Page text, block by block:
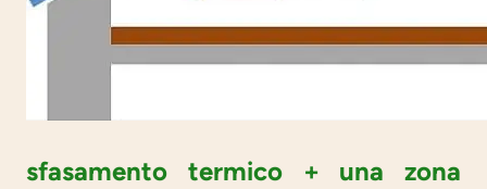
sfasamento termico + una zona